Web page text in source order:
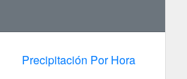
Precipitación Por Hora